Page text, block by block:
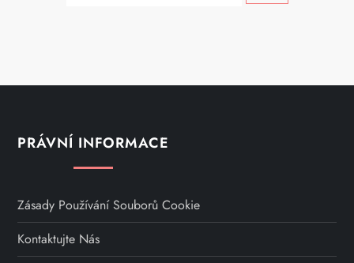
PRÁVNÍ INFORMACE
Zásady Používání Souborů Cookie
Kontaktujte Nás